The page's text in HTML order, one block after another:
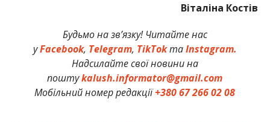
Віталіна Костів
Будьмо на зв’язку! Читайте нас
уFacebook, Telegram, TikTokтаInstagram.
Надсилайте свої новини на
поштуkalush.informator@gmail.com
Мобільний номер редакції+380 67 266 02 08